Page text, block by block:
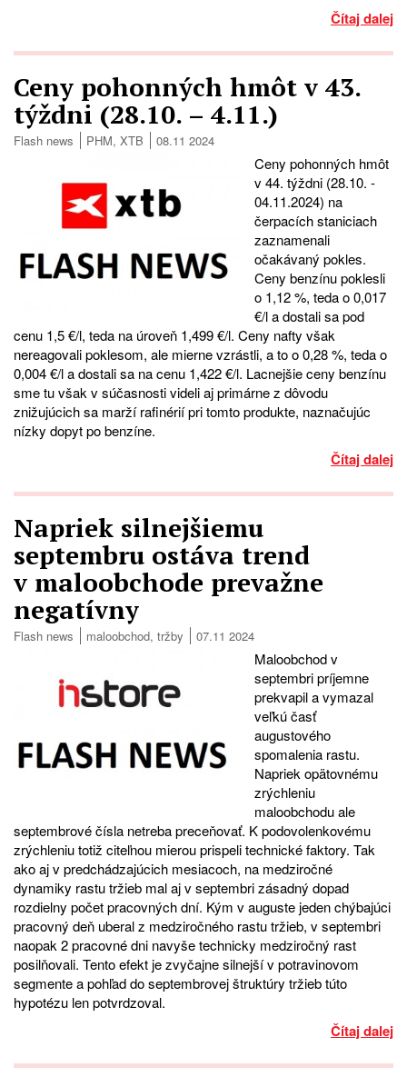
Čítaj dalej
Ceny pohonných hmôt v 43.
týždni (28.10. – 4.11.)
Flash news PHM, XTB 08.11 2024
Ceny pohonných hmôt
v 44. týždni (28.10. -
04.11.2024) na
čerpacích staniciach
zaznamenali
očakávaný pokles.
Ceny benzínu poklesli
o 1,12 %, teda o 0,017
€/l a dostali sa pod
cenu 1,5 €/l, teda na úroveň 1,499 €/l. Ceny nafty však
nereagovali poklesom, ale mierne vzrástli, a to o 0,28 %, teda o
0,004 €/l a dostali sa na cenu 1,422 €/l. Lacnejšie ceny benzínu
sme tu však v súčasnosti videli aj primárne z dôvodu
znižujúcich sa marží rafinérií pri tomto produkte, naznačujúc
nízky dopyt po benzíne.
Čítaj dalej
Napriek silnejšiemu
septembru ostáva trend
v maloobchode prevažne
negatívny
Flash news maloobchod, tržby 07.11 2024
Maloobchod v
septembri príjemne
prekvapil a vymazal
veľkú časť
augustového
spomalenia rastu.
Napriek opätovnému
zrýchleniu
maloobchodu ale
septembrové čísla netreba preceňovať. K podovolenkovému
zrýchleniu totiž citeľnou mierou prispeli technické faktory. Tak
ako aj v predchádzajúcich mesiacoch, na medziročné
dynamiky rastu tržieb mal aj v septembri zásadný dopad
rozdielny počet pracovných dní. Kým v auguste jeden chýbajúci
pracovný deň uberal z medziročného rastu tržieb, v septembri
naopak 2 pracovné dni navyše technicky medziročný rast
posilňovali. Tento efekt je zvyčajne silnejší v potravinovom
segmente a pohľad do septembrovej štruktúry tržieb túto
hypotézu len potvrdzoval.
Čítaj dalej